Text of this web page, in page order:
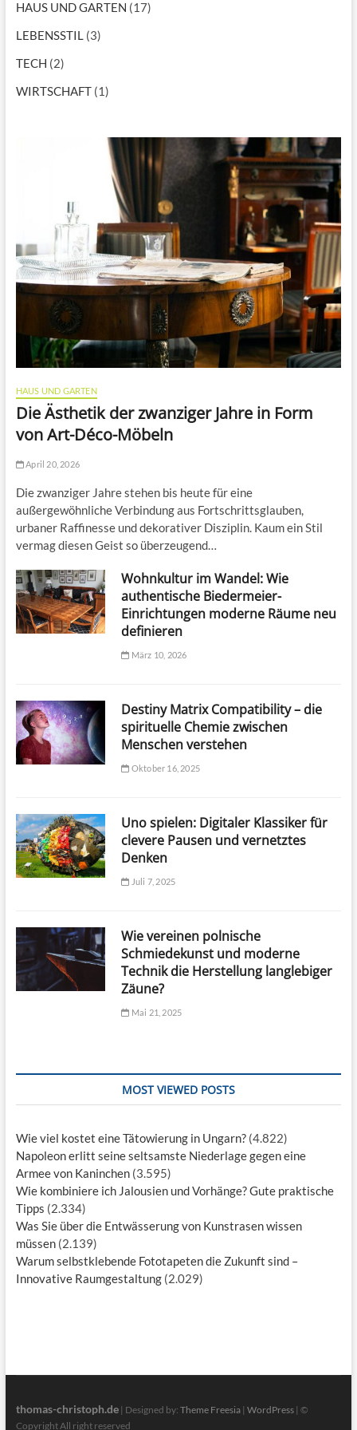
HAUS UND GARTEN (17)
LEBENSSTIL (3)
TECH (2)
WIRTSCHAFT(1)
HAUS UND GARTEN
Die Ästhetik der zwanziger Jahre in Form
von Art-Déco-Möbeln
April 20, 2026
Die zwanziger Jahre stehen bis heute für eine
außergewöhnliche Verbindung aus Fortschrittsglauben,
urbaner Raffinesse und dekorativer Disziplin. Kaum ein Stil
vermag diesen Geist so überzeugend…
Wohnkultur im Wandel: Wie
authentische Biedermeier-
Einrichtungen moderne Räume neu
definieren
März 10, 2026
Destiny Matrix Compatibility – die
spirituelle Chemie zwischen
Menschen verstehen
Oktober 16, 2025
Uno spielen: Digitaler Klassiker für
clevere Pausen und vernetztes
Denken
Juli 7, 2025
Wie vereinen polnische
Schmiedekunst und moderne
Technik die Herstellung langlebiger
Zäune?
Mai 21, 2025
MOST VIEWED POSTS
Wie viel kostet eine Tätowierung in Ungarn? (4.822)
Napoleon erlitt seine seltsamste Niederlage gegen eine
Armee von Kaninchen (3.595)
Wie kombiniere ich Jalousien und Vorhänge? Gute praktische
Tipps (2.334)
Was Sie über die Entwässerung von Kunstrasen wissen
müssen (2.139)
Warum selbstklebende Fototapeten die Zukunft sind –
Innovative Raumgestaltung (2.029)
thomas-christoph.de| Designed by: Theme Freesia| WordPress| ©
Copyright All right reserved